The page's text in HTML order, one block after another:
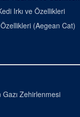
Irkı ve Özellikleri
(Aegean Cat)
Gazı Zehirlenmesi